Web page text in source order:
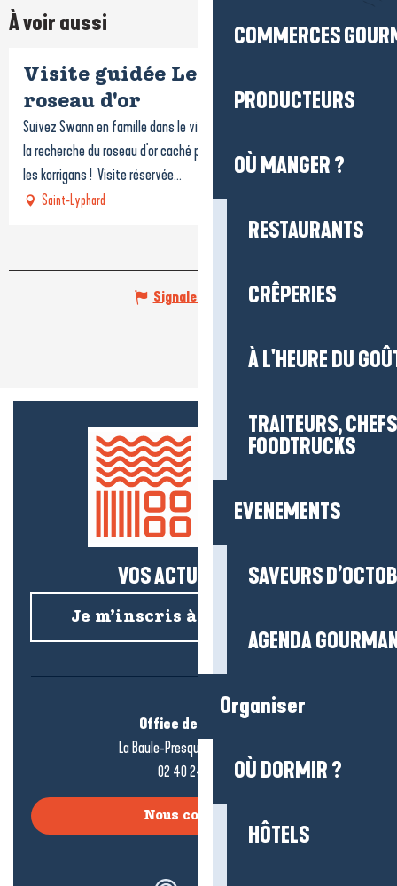
COMMERCES
PRODUCTEURS
OÙ MANGER ?
RESTAURANTS
CRÊPERIES
À L'HEURE DU
TRAITEURS,
FOODTRUCKS
EVENEMENTS
SAVEURS
AGENDA
Organiser
OÙ DORMIR ?
HÔTELS
À voir aussi
Visite guidée Les lutins et le
roseau d'or
Suivez Swann en famille dans le village briéron de Kerhinet et pars à
la recherche du roseau d'or caché par les incorrigibles petits lutins,
les korrigans ! Visite réservée...
Saint-Lyphard
Signaler une erreur
VOS ACTUS SALÉES !
Je m’inscris à la newsletter
Office de tourisme
La Baule-Presqu’île de Guérande
02 40 24 34 44
Nous contacter